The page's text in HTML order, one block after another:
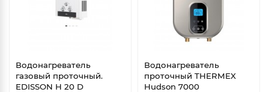
Водонагреватель
газовый проточный.
EDISSON H 20 D
Водонагреватель
проточный THERMEX
Hudson 7000